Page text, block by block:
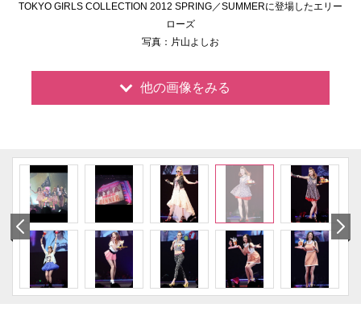
TOKYO GIRLS COLLECTION 2012 SPRING／SUMMERに登場したエリー
ローズ
写真：片山よしお
他の画像をみる